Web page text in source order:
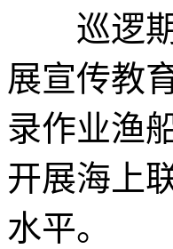
巡逻期
展宣传教
录作业渔
开展海上
水平。